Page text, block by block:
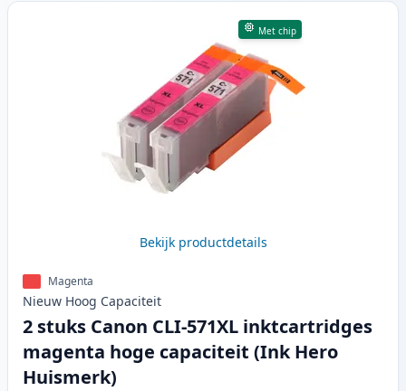
Met chip
Bekijk productdetails
Magenta
Nieuw Hoog Capaciteit
2 stuks Canon CLI-571XL inktcartridges
magenta hoge capaciteit (Ink Hero
Huismerk)